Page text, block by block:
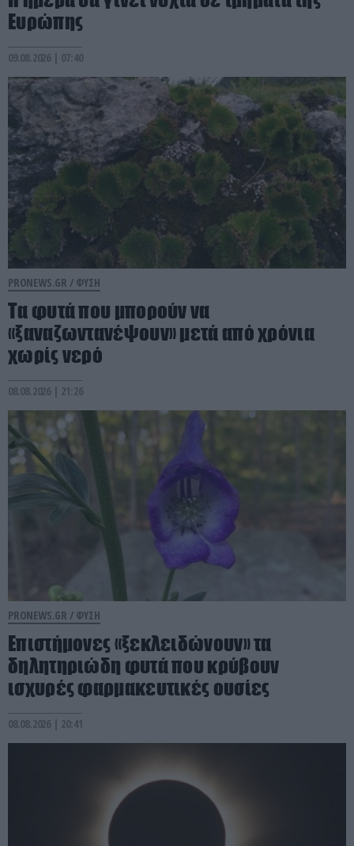
Ευρώπης
09.08.2026 | 07:40
PRONEWS.GR / ΦΥΣΗ
Τα φυτά που μπορούν να
«ξαναζωντανέψουν» μετά από χρόνια
χωρίς νερό
08.08.2026 | 21:26
PRONEWS.GR / ΦΥΣΗ
Επιστήμονες «ξεκλειδώνουν» τα
δηλητηριώδη φυτά που κρύβουν
ισχυρές φαρμακευτικές ουσίες
08.08.2026 | 20:41